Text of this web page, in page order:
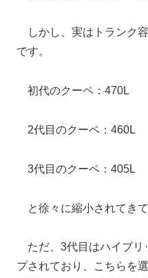
しかし、実はトランク
です。
初代のクーペ：470L
2代目のクーペ：460L
3代目のクーペ：405L
と徐々に縮小されてきて
ただ、3代目はハイブリ
プされており、こちらを